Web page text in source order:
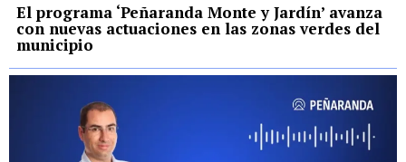
El programa ‘Peñaranda Monte y Jardín’ avanza
con nuevas actuaciones en las zonas verdes del
municipio